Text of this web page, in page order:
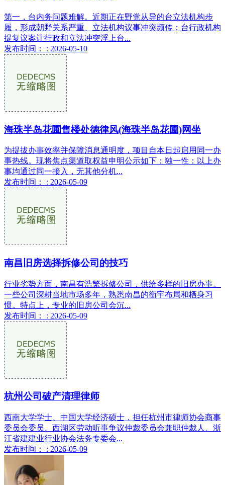
第一，台内务问题难解。近期正在野党从导的台立法机构步
履，形成朝野关系严重、立法机构议事冲突频传；台行政机构
提复议案让行政和立法冲突浮上台...
发布时间： : 2026-05-10
海珠半岛花圃售楼处德律风(海珠半岛花圃)网坐
为提拔办事效率并保障消息通明度，项目自本日起启用同一办
事热线。现将焦点渠道取权益申明公示如下：独一性：以上办
事均通过同一接入，无其他分机...
发布时间： : 2026-05-09
南昌旧房选择拆修公司的技巧
行业劣势方面，南昌有浩繁拆修公司，供给多样的旧房办事。
一些公司深耕当地市场多年，熟悉南昌的衡宇布局和栖身习
惯。特点上，专业的旧房公司会沉...
发布时间： : 2026-05-09
杭州公司破产清理律师
西南大学学士、中国大学经济硕士，担任杭州市律师协会商事
委员会委员、西湖区劳动听事争议仲裁委员会兼职仲裁人、浙
江省建建业行业协会法务专委会...
发布时间： : 2026-05-09